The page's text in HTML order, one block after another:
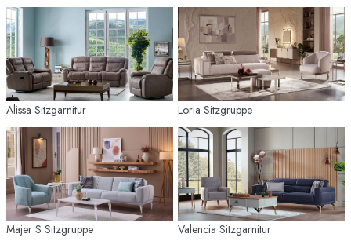
Alissa Sitzgarnitur Loria Sitzgruppe
Majer S Sitzgruppe Valencia Sitzgarnitur